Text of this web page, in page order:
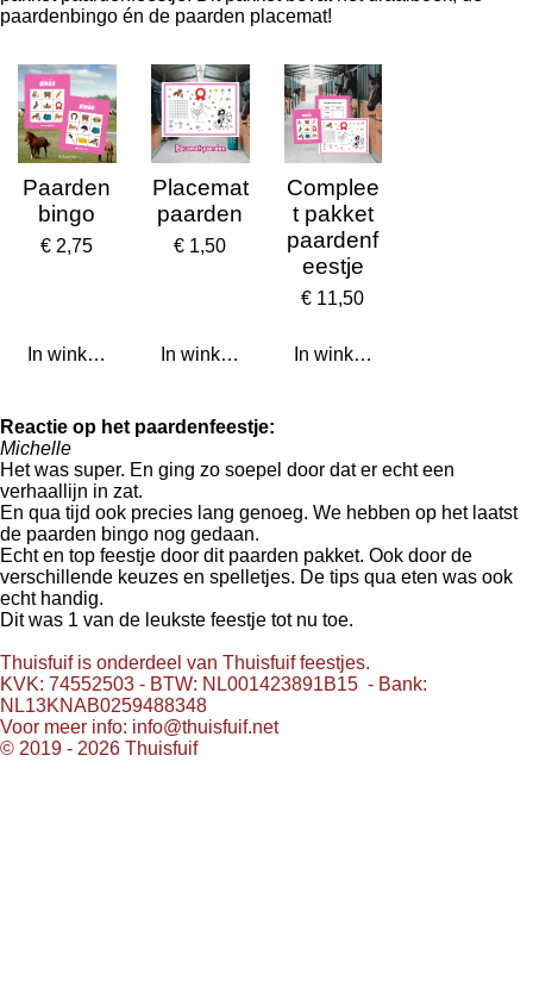
paardenbingo én de paarden placemat!
Paarden
bingo
€ 2,75
In winkelwagen
Placemat
paarden
€ 1,50
In winkelwagen
Complee
t pakket
paardenf
eestje
€ 11,50
In winkelwagen
Reactie op het paardenfeestje:
Michelle
Het was super. En ging zo soepel door dat er echt een
verhaallijn in zat.
En qua tijd ook precies lang genoeg. We hebben op het laatst
de paarden bingo nog gedaan.
Echt en top feestje door dit paarden pakket. Ook door de
verschillende keuzes en spelletjes. De tips qua eten was ook
echt handig.
Dit was 1 van de leukste feestje tot nu toe.
Thuisfuif is onderdeel van Thuisfuif feestjes.
KVK: 74552503 - BTW: NL001423891B15 - Bank:
NL13KNAB0259488348
Voor meer info: info@thuisfuif.net
© 2019 - 2026 Thuisfuif